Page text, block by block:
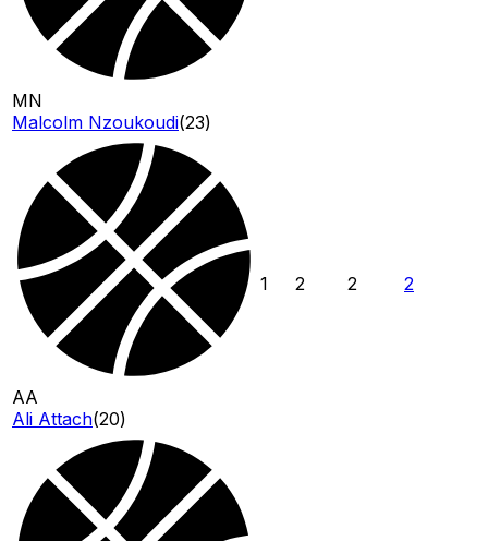
MN
Malcolm Nzoukoudi(23)
AA
Ali Attach(20)
1 2 2 2